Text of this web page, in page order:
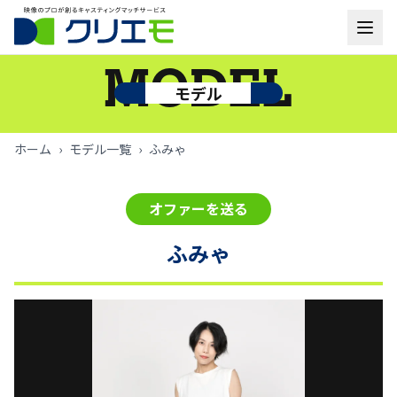
モデル一覧
よくあるご質問
モデル
MODEL
ホーム › モデル一覧 › ふみゃ
ふみゃ
オファーを送る